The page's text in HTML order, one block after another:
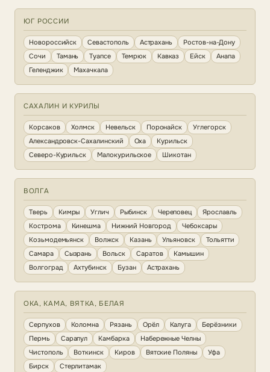
ЮГ РОССИИ
Новороссийск Севастополь Астрахань
Ростов-на-Дону
Сочи
Тамань Туапсе Темрюк Кавказ Ейск
Анапа
Геленджик
Махачкала
САХАЛИН И КУРИЛЫ
Корсаков Холмск Невельск Поронайск
Углегорск
Александровск-Сахалинский
Оха
Курильск
Северо-Курильск
Малокурильское Шикотан
ВОЛГА
Тверь Кимры Углич Рыбинск Череповец
Ярославль
Кострома
Кинешма Нижний Новгород
Чебоксары
Козьмодемьянск
Волжск Казань Ульяновск
Тольятти
Самара
Сызрань Вольск Саратов
Камышин
Волгоград
Ахтубинск Бузан Астрахань
ОКА, КАМА, ВЯТКА, БЕЛАЯ
Серпухов Коломна Рязань Орёл Калуга
Берёзники
Пермь
Сарапул Камбарка
Набережные Челны
Чистополь
Воткинск Киров Вятские Поляны
Уфа
Бирск
Стерлитамак